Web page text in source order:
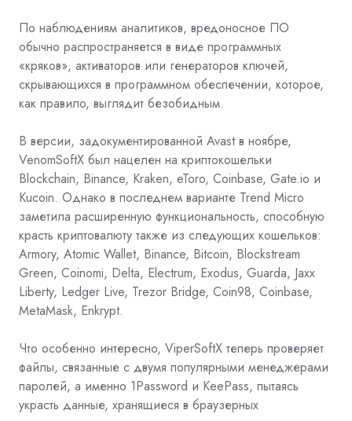
По наблюдениям аналитиков, вредоносное ПО
обычно распространяется в виде программных
«кряков», активаторов или генераторов ключей,
скрывающихся в программном обеспечении, которое,
как правило, выглядит безобидным.
В версии, задокументированной Avast в ноябре,
VenomSoftX был нацелен на криптокошельки
Blockchain, Binance, Kraken, eToro, Coinbase, Gate.io и
Kucoin. Однако в последнем варианте Trend Micro
заметила расширенную функциональность, способную
красть криптовалюту также из следующих кошельков:
Armory, Atomic Wallet, Binance, Bitcoin, Blockstream
Green, Coinomi, Delta, Electrum, Exodus, Guarda, Jaxx
Liberty, Ledger Live, Trezor Bridge, Coin98, Coinbase,
MetaMask, Enkrypt.
Что особенно интересно, ViperSoftX теперь проверяет
файлы, связанные с двумя популярными менеджерами
паролей, а именно 1Password и KeePass, пытаясь
украсть данные, хранящиеся в браузерных